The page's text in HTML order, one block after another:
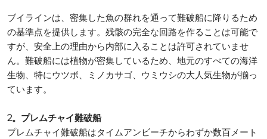
ブイラインは、密集した魚の群れを通って難破船に降りるため
の基準点を提供します。残骸の完全な回路を作ることは可能で
すが、安全上の理由から内部に入ることは許可されていませ
ん。難破船には植物が密集しているため、地元のすべての海洋
生物、特にウツボ、ミノカサゴ、ウミウシの大人気生物が揃っ
ています。
2。プレムチャイ難破船
プレムチャイ難破船はタイムアンビーチからわずか数百メート